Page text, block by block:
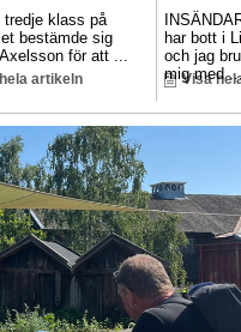
tredje klass på
bestämde sig
för att ...
artikeln
har bott i
och jag
mig med
Visa